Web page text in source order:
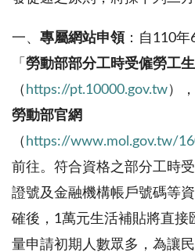
一、 專屬網站申領 ：自 110年
「 勞動部部分工時受僱勞工
（ https://pt.10000.gov.tw）
勞動部官網
（ https://www.mol.gov.tw/
前往。符合資格之部分工時
證號及金融機構帳戶號碼等
確後， 1萬元生活補貼將直接
量申請初期人數眾多，為讓